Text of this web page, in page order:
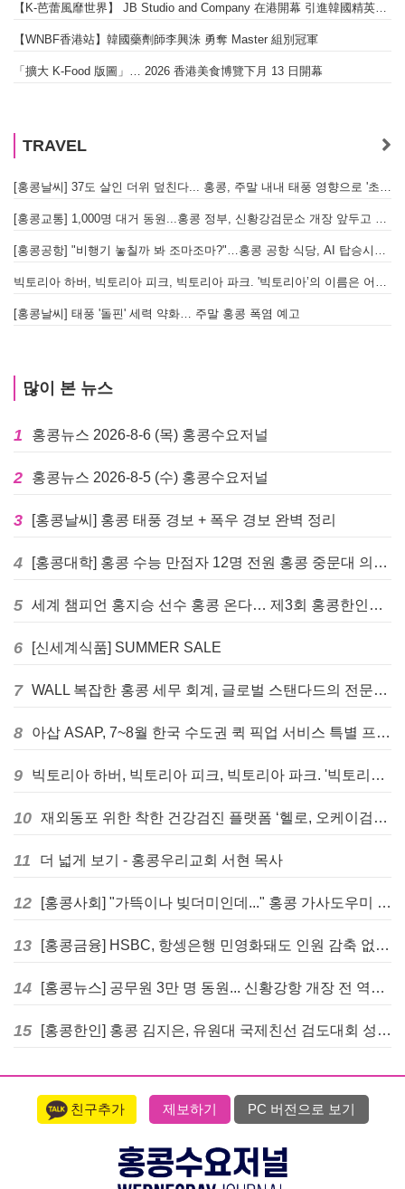
【K-芭蕾風靡世界】 JB Studio and Company 在港開幕 引進韓國精英芭蕾教育系統
【WNBF香港站】韓國藥劑師李興洙 勇奪 Master 組別冠軍
「擴大 K-Food 版圖」… 2026 香港美食博覽下月 13 日開幕
TRAVEL
[홍콩날씨] 37도 살인 더위 덮친다... 홍콩, 주말 내내 태풍 영향으로 '초비상'
[홍콩교통] 1,000명 대거 동원...홍콩 정부, 신황강검문소 개장 앞두고 실전 훈련 돌입
[홍콩공항] "비행기 놓칠까 봐 조마조마?"…홍콩 공항 식당, AI 탑승시간 계산해 메뉴 추천해 준다
빅토리아 하버, 빅토리아 피크, 빅토리아 파크. '빅토리아’의 이름은 어떻게 온 걸까? - [이승권 원장의 생활칼럼]
[홍콩날씨] 태풍 '돌핀' 세력 약화… 주말 홍콩 폭염 예고
많이 본 뉴스
1 홍콩뉴스 2026-8-6 (목) 홍콩수요저널
2 홍콩뉴스 2026-8-5 (수) 홍콩수요저널
3 [홍콩날씨] 홍콩 태풍 경보 + 폭우 경보 완벽 정리
4 [홍콩대학] 홍콩 수능 만점자 12명 전원 홍콩 중문대 의대 진학
5 세계 챔피언 홍지승 선수 홍콩 온다… 제3회 홍콩한인팔씨름대회 9월 12일 개최
6 [신세계식품] SUMMER SALE
7 WALL 복잡한 홍콩 세무 회계, 글로벌 스탠다드의 전문가들이 답을 드립니다! - 법인설립, 회계, 감사
8 아삽 ASAP, 7~8월 한국 수도권 퀵 픽업 서비스 특별 프로모션 실시
9 빅토리아 하버, 빅토리아 피크, 빅토리아 파크. '빅토리아’의 이름은 어떻게 온 걸까? - [이승권 원장의 생활칼럼]
10 재외동포 위한 착한 건강검진 플랫폼 ‘헬로, 오케이검진’ 서비스 개시
11 더 넓게 보기 - 홍콩우리교회 서현 목사
12 [홍콩사회] "가뜩이나 빚더미인데..." 홍콩 가사도우미 대출 전면 금지 촉구
13 [홍콩금융] HSBC, 항셍은행 민영화돼도 인원 감축 없다... 독립 브랜드 유지
14 [홍콩뉴스] 공무원 3만 명 동원... 신황강항 개장 전 역대급 훈련 실시
15 [홍콩한인] 홍콩 김지은, 유원대 국제친선 검도대회 성인단체전 우승
친구추가 제보하기 PC 버전으로 보기